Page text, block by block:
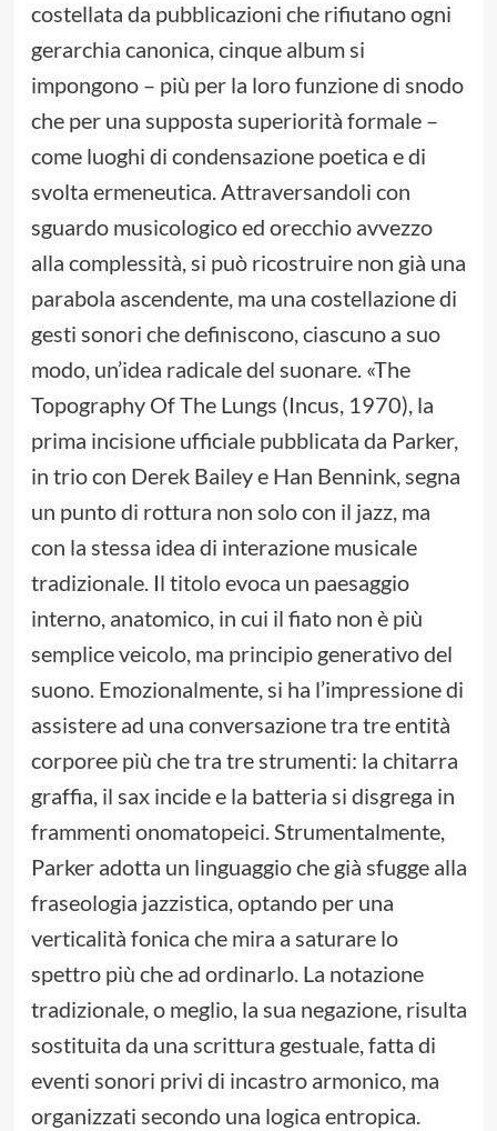
costellata da pubblicazioni che rifiutano ogni
gerarchia canonica, cinque album si
impongono – più per la loro funzione di snodo
che per una supposta superiorità formale –
come luoghi di condensazione poetica e di
svolta ermeneutica. Attraversandoli con
sguardo musicologico ed orecchio avvezzo
alla complessità, si può ricostruire non già una
parabola ascendente, ma una costellazione di
gesti sonori che definiscono, ciascuno a suo
modo, un’idea radicale del suonare. «The
Topography Of The Lungs (Incus, 1970), la
prima incisione ufficiale pubblicata da Parker,
in trio con Derek Bailey e Han Bennink, segna
un punto di rottura non solo con il jazz, ma
con la stessa idea di interazione musicale
tradizionale. Il titolo evoca un paesaggio
interno, anatomico, in cui il fiato non è più
semplice veicolo, ma principio generativo del
suono. Emozionalmente, si ha l’impressione di
assistere ad una conversazione tra tre entità
corporee più che tra tre strumenti: la chitarra
graffia, il sax incide e la batteria si disgrega in
frammenti onomatopeici. Strumentalmente,
Parker adotta un linguaggio che già sfugge alla
fraseologia jazzistica, optando per una
verticalità fonica che mira a saturare lo
spettro più che ad ordinarlo. La notazione
tradizionale, o meglio, la sua negazione, risulta
sostituita da una scrittura gestuale, fatta di
eventi sonori privi di incastro armonico, ma
organizzati secondo una logica entropica.